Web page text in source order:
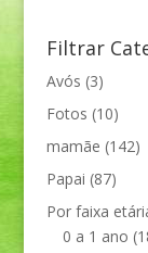
Filtrar
Avós (3)
Fotos (10)
mamãe (142)
Papai (87)
Por faixa
0 a 1 ano